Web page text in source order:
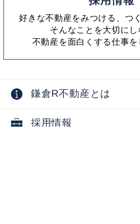
好きな不動産をみつける、つ
そんなことを大切にし
不動産を面白くする仕事を
鎌倉R不動産とは
採用情報